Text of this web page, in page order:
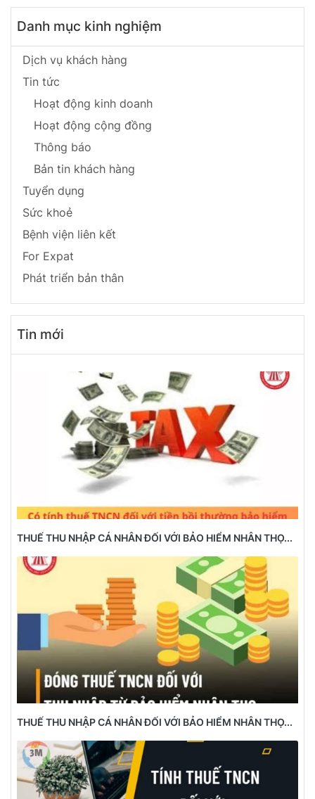
Danh mục kinh nghiệm
Dịch vụ khách hàng
Tin tức
Hoạt động kinh doanh
Hoạt động cộng đồng
Thông báo
Bản tin khách hàng
Tuyển dụng
Sức khoẻ
Bệnh viện liên kết
For Expat
Phát triển bản thân
Tin mới
THUẾ THU NHẬP CÁ NHÂN ĐỐI VỚI BẢO HIỂM NHÂN THỌ...
THUẾ THU NHẬP CÁ NHÂN ĐỐI VỚI BẢO HIỂM NHÂN THỌ...